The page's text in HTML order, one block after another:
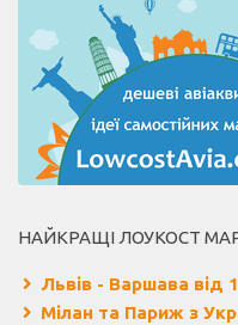
НАЙКРАЩІ ЛОУКОСТ
Львів - Варшава від
Мілан та Париж з